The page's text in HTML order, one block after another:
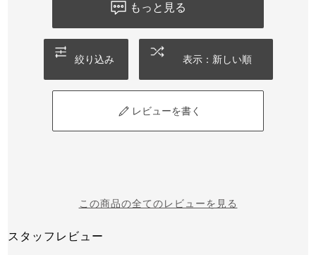
もっと見る
絞り込み 表示：新しい順
レビューを書く
この商品の全てのレビューを見る
スタッフレビュー